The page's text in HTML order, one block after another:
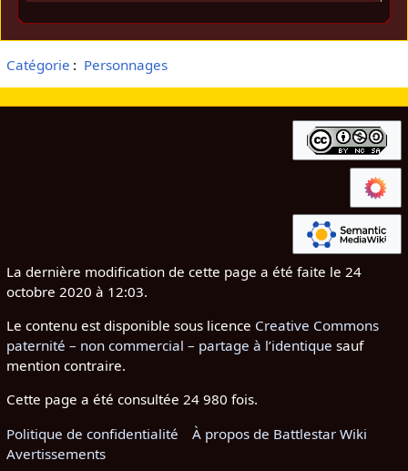
Catégorie : Personnages
La dernière modification de cette page a été faite le 24
octobre 2020 à 12:03.
Le contenu est disponible sous licence Creative Commons
paternité – non commercial – partage à l’identique sauf
mention contraire.
Cette page a été consultée 24 980 fois.
Politique de confidentialité
À propos de Battlestar Wiki
Avertissements